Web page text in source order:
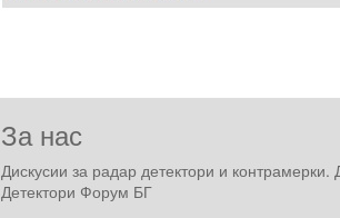
За нас
Дискусии за радар детектори и
Детектори Форум БГ